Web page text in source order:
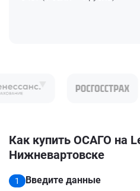
Как купить ОСАГО на
Нижневартовске
1
Введите данные